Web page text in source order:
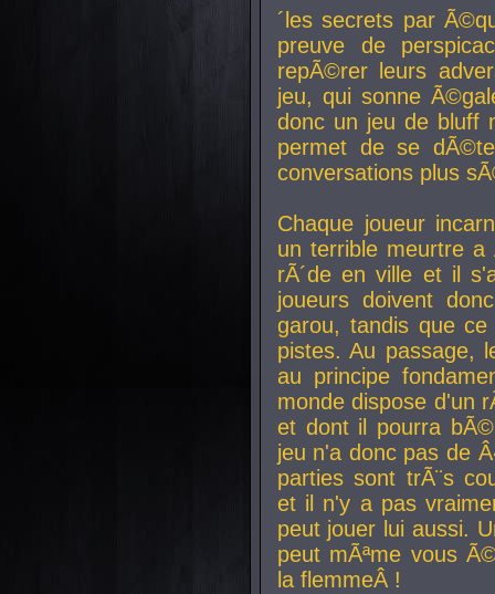
´les secrets par
preuve de
repÃ©rer leurs
jeu, qui sonne
donc un jeu de bluff
permet de se
conversations plus
Chaque joueur
un terrible meurtre
rÃ´de en ville et il
joueurs doivent
garou, tandis que
pistes. Au passage,
au principe
monde dispose d'un
et dont il pourra
jeu n'a donc pas de
parties sont trÃ¨s
et il n'y a pas
peut jouer lui aussi.
peut mÃªme vous
la flemmeÂ !